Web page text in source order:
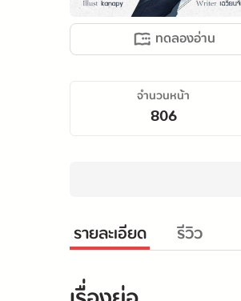
ทดลองอ่าน
จำนวนหน้า
806
รายละเอียด รีวิว